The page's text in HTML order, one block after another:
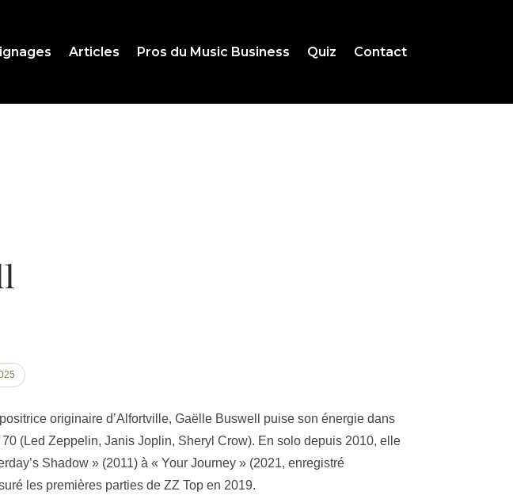
Articles Pros du Music Business Quiz Contact
originaire d’Alfortville, Gaëlle Buswell puise son énergie dans
(Led Zeppelin, Janis Joplin, Sheryl Crow). En solo depuis 2010, elle
Shadow » (2011) à « Your Journey » (2021, enregistré
les premières parties de ZZ Top en 2019.